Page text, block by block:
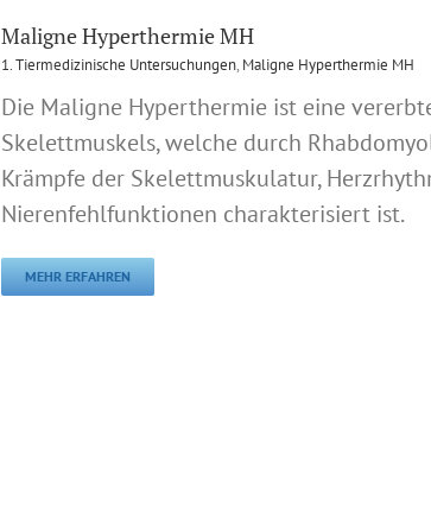
Maligne Hyperthermie MH
1. Tiermedizinische Untersuchungen, Maligne Hyperthermie MH
Die Maligne Hyperthermie ist eine
Skelettmuskels, welche durch
Krämpfe der Skelettmuskulatur,
Nierenfehlfunktionen charakterisiert ist.
MEHR ERFAHREN